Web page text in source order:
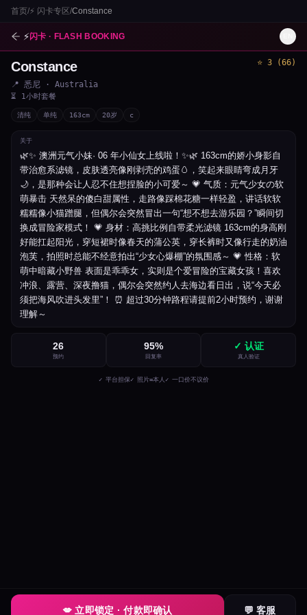
首页/⚡ 闪卡专区/Constance
⚡闪卡 · FLASH BOOKING
1 /3
Constance ⭐ 3 (66)
📍 悉尼 · Australia
⏳ 1小时套餐
清纯 单纯 163cm 20岁 c
关于
🌿✨ 澳洲元气小妹· 06 年小仙女上线啦！✨🌿 163cm的娇小身影自
带治愈系滤镜，皮肤透亮像刚剥壳的鸡蛋🥚，笑起来眼睛弯成月牙
🌙，是那种会让人忍不住想捏脸的小可爱～ 💗 气质：元气少女の软
萌暴击 天然呆的傻白甜属性，走路像踩棉花糖一样轻盈，讲话软软
糯糯像小猫蹭腿，但偶尔会突然冒出一句“想不想去游乐园？”瞬间切
换成冒险家模式！ 💗 身材：高挑比例自带柔光滤镜 163cm的身高刚
好能扛起阳光，穿短裙时像春天的蒲公英，穿长裤时又像行走的奶油
泡芙，拍照时总能不经意拍出“少女心爆棚”的氛围感～ 💗 性格：软
萌中暗藏小野兽 表面是乖乖女，实则是个爱冒险的宝藏女孩！喜欢
冲浪、露营、深夜撸猫，偶尔会突然约人去海边看日出，说“今天必
须把海风吹进头发里”！ ⏰ 超过30分钟路程请提前2小时预约，谢谢
理解～
26
预约
95%
回复率
✓ 认证
真人验证
✓ 平台担保✓ 照片=本人 ✓ 一口价不议价
💋 立即锁定 · 付款即确认 💬 客服